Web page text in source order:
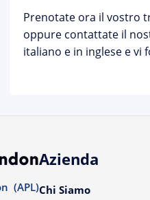
Prenotate ora il vostro
oppure contattate il
italiano e in inglese e
(APL)
Azienda
Chi Siamo